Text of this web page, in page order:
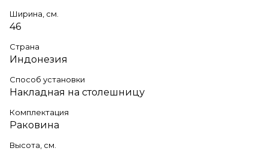
Ширина, см.
46
Страна
Индонезия
Способ установки
Накладная на столешницу
Комплектация
Раковина
Высота, см.